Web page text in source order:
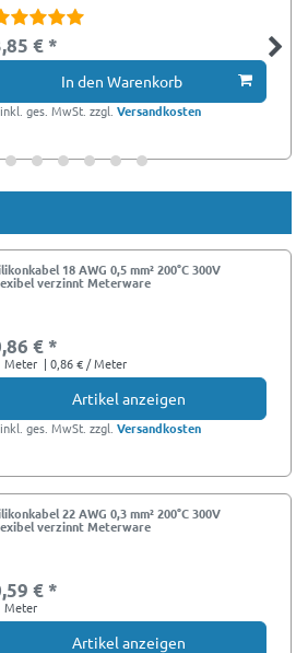
€ *
In den Warenkorb
inkl. ges. MwSt. zzgl.Versandkosten
18 AWG 0,5 mm² 200°C 300V
verzinnt Meterware
€ *
Meter | 0,86 € / Meter
Artikel anzeigen
inkl. ges. MwSt. zzgl.Versandkosten
22 AWG 0,3 mm² 200°C 300V
verzinnt Meterware
€ *
Meter
Artikel anzeigen